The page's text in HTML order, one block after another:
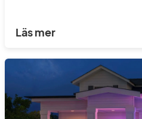
Läs mer